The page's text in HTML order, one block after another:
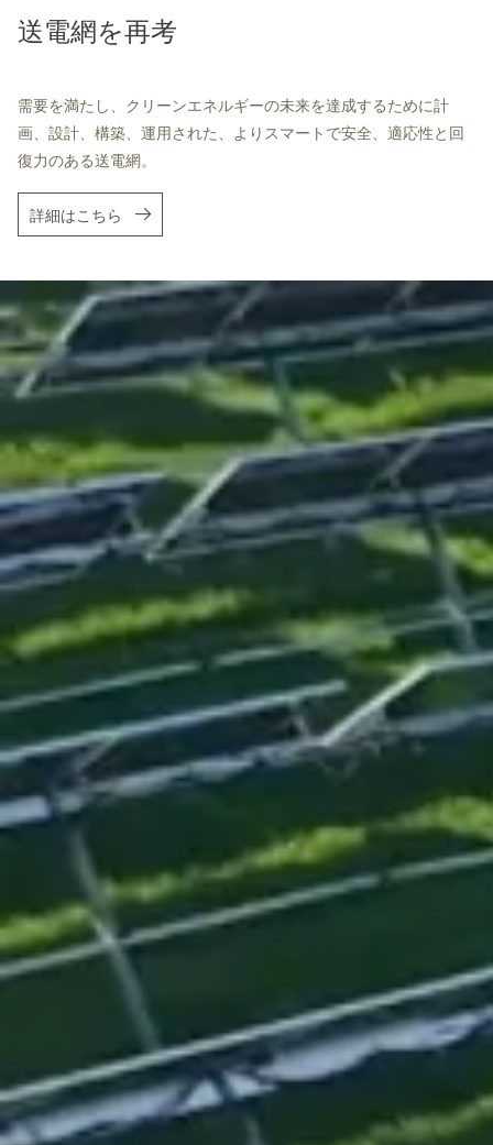
送電網を再考
需要を満たし、クリーンエネルギーの未来を達成するために計
画、設計、構築、運用された、よりスマートで安全、適応性と回
復力のある送電網。
詳細はこちら